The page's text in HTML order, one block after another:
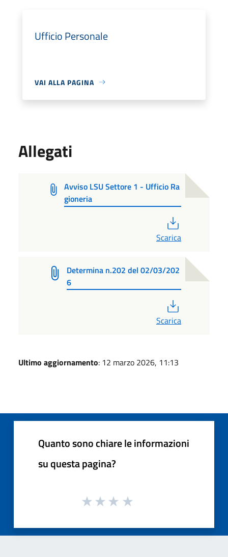
Ufficio Personale
VAI ALLA PAGINA
Allegati
Avviso LSU Settore 1 - Ufficio Ra
gioneria
Scarica
Determina n.202 del 02/03/202
6
Scarica
Ultimo aggiornamento: 12 marzo 2026, 11:13
Quanto sono chiare le informazioni
su questa pagina?